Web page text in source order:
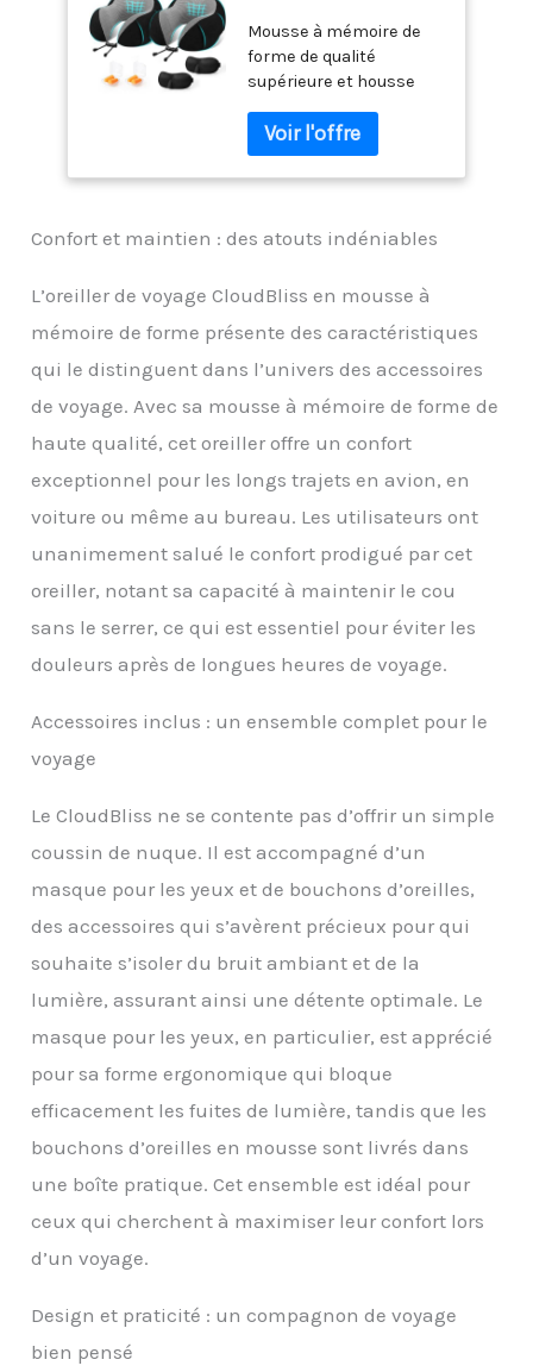
de forme de qualité
supérieure,
confortable et
offrant un bon
maintien, coussin
de nuque pour
dormir, voyage,
bureau et maison
Mousse à mémoire de
forme de qualité
supérieure et housse
voyage CloudBliss est
fabriqué en mousse à
mémoire de forme de
est douce et offre un
votre cou. Le coussin de
voyage est également
de tissu respirant pour
un repos plus
ergonomique de soutien
de la
tête/cou/menton】
peut s'adapter et
soutenir votre tête et
design incurvé unique,
réduisant la charge sur
votre tête et votre cou.
supplémentaire, vous
coussin de nuque à tout
moment pour répondre
aux différents besoins
de taille de cou, ce qui
les vertèbres cervicales
Détails attentionnés :
fermeture éclair pour
éviter le contact direct
chaîne, évitant
efficacement les
semble plus propre;
équipé d'un masque pour
d'oreilles, d'un étui pour
de repos lors de vos
déplacements ; conçu
Confort et maintien : des atouts indéniables
L’oreiller de voyage CloudBliss en mousse à
mémoire de forme présente des caractéristiques
qui le distinguent dans l’univers des accessoires
de voyage. Avec sa mousse à mémoire de forme de
haute qualité, cet oreiller offre un confort
exceptionnel pour les longs trajets en avion, en
voiture ou même au bureau. Les utilisateurs ont
unanimement salué le confort prodigué par cet
oreiller, notant sa capacité à maintenir le cou
sans le serrer, ce qui est essentiel pour éviter les
douleurs après de longues heures de voyage.
Accessoires inclus : un ensemble complet pour le
voyage
Le CloudBliss ne se contente pas d’offrir un simple
coussin de nuque. Il est accompagné d’un
masque pour les yeux et de bouchons d’oreilles,
des accessoires qui s’avèrent précieux pour qui
souhaite s’isoler du bruit ambiant et de la
lumière, assurant ainsi une détente optimale. Le
masque pour les yeux, en particulier, est apprécié
pour sa forme ergonomique qui bloque
efficacement les fuites de lumière, tandis que les
bouchons d’oreilles en mousse sont livrés dans
une boîte pratique. Cet ensemble est idéal pour
ceux qui cherchent à maximiser leur confort lors
d’un voyage.
Design et praticité : un compagnon de voyage
bien pensé